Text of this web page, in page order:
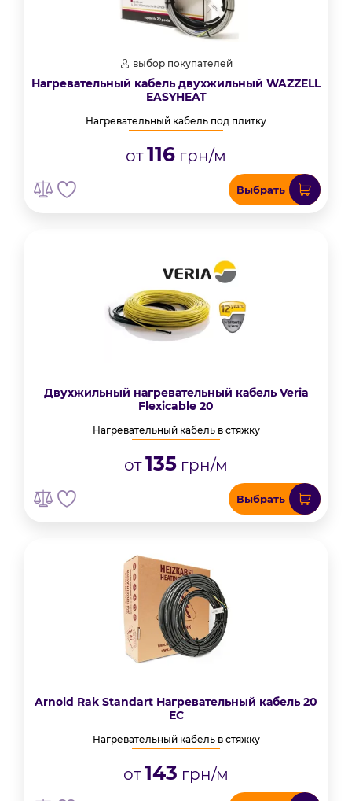
выбор покупателей
Нагревательный кабель двухжильный WAZZELL
EASYHEAT
Нагревательный кабель под плитку
от116 грн/м
Выбрать
Двухжильный нагревательный кабель Veria
Flexicable 20
Нагревательный кабель в стяжку
от135 грн/м
Выбрать
Arnold Rak Standart Нагревательный кабель 20
ЕС
Нагревательный кабель в стяжку
от143 грн/м